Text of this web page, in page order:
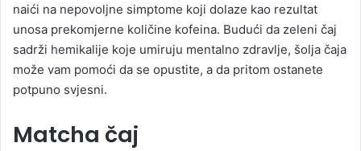
naići na nepovoljne simptome koji dolaze kao rezultat
unosa prekomjerne količine kofeina. Budući da zeleni čaj
sadrži hemikalije koje umiruju mentalno zdravlje, šolja čaja
može vam pomoći da se opustite, a da pritom ostanete
potpuno svjesni.
Matcha čaj